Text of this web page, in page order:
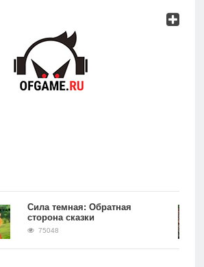
Сила темная: Обратная
сторона сказки
75048